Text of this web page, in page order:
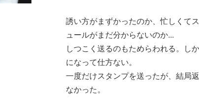
誘い方がまずかったのか、忙しくて
ュールがまだ分からないのか...
しつこく送るのもためらわれる。し
になって仕方ない。
一度だけスタンプを送ったが、結局
なかった。